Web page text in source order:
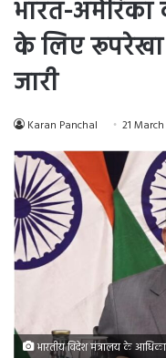
भारत-अमेरिका
के लिए
जारी
Karan Panchal 21
भारतीय विदेश मंत्रालय के